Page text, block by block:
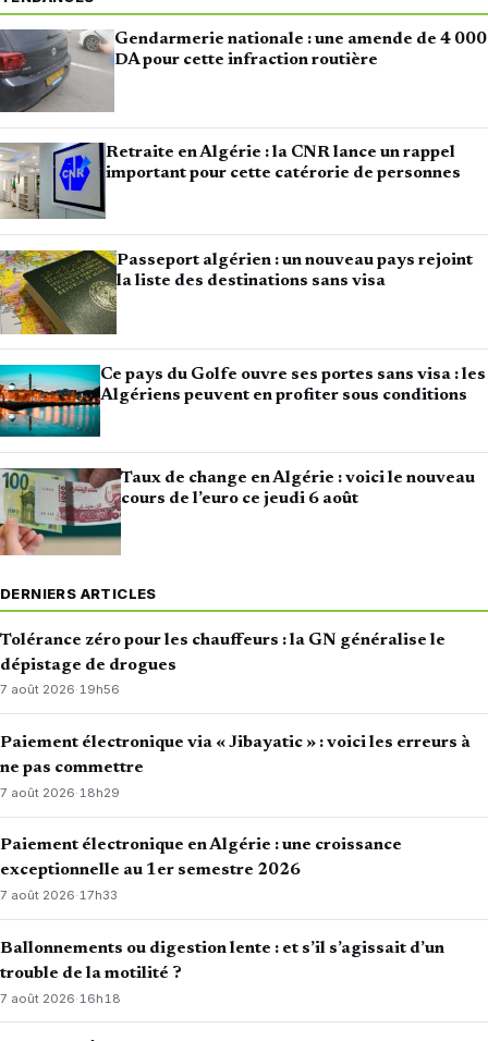
Gendarmerie nationale : une amende de 4 000
DA pour cette infraction routière
Retraite en Algérie : la CNR lance un rappel
important pour cette catérorie de personnes
Passeport algérien : un nouveau pays rejoint
la liste des destinations sans visa
Ce pays du Golfe ouvre ses portes sans visa : les
Algériens peuvent en profiter sous conditions
Taux de change en Algérie : voici le nouveau
cours de l’euro ce jeudi 6 août
DERNIERS ARTICLES
Tolérance zéro pour les chauffeurs : la GN généralise le
dépistage de drogues
7 août 2026·19h56
Paiement électronique via « Jibayatic » : voici les erreurs à
ne pas commettre
7 août 2026· 18h29
Paiement électronique en Algérie : une croissance
exceptionnelle au 1er semestre 2026
7 août 2026·17h33
Ballonnements ou digestion lente : et s’il s’agissait d’un
trouble de la motilité ?
7 août 2026· 16h18